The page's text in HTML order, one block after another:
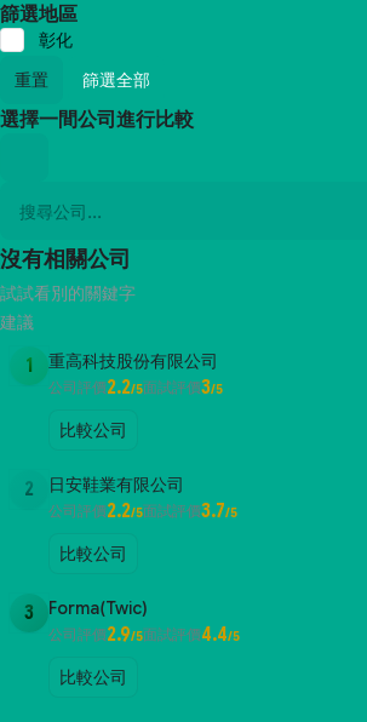
篩選地區
彰化
重置
篩選全部
選擇一間公司進行比較
沒有相關公司
試試看別的關鍵字
建議
1 重高科技股份有限公司
公司評價2.2/5面試評價3/5
比較公司
2 日安鞋業有限公司
公司評價2.2/5面試評價3.7/5
比較公司
3 Forma(Twic)
公司評價2.9/5面試評價4.4/5
比較公司